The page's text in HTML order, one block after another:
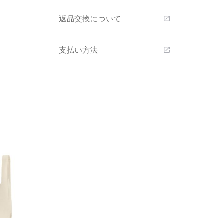
返品交換について open_in_new
支払い方法 open_in_new